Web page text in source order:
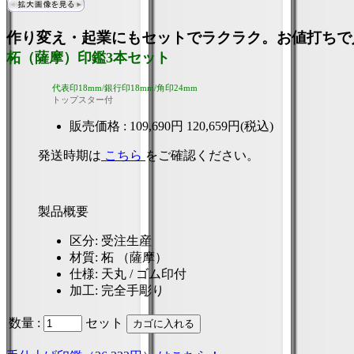
作り変え・起業にもセットでラクラク。お値打ち
柘（薩摩）印鑑3本セット
代表印18mm/銀行印18mm/角印24mm
トップスター付
販売価格 : 109,690円 120,659円(税込)
発送時期は こちら をご確認ください。
製品概要
区分: 受注生産
材質: 柘 （薩摩）
仕様: 天丸 / ゴム印付
加工: 完全手彫り
数量 : セット